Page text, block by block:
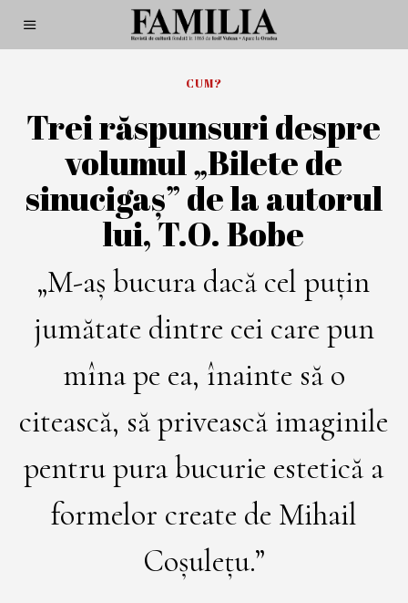
CUM?
Trei răspunsuri despre
volumul „Bilete de
sinucigaș” de la autorul
lui, T.O. Bobe
„M-aș bucura dacă cel puțin
jumătate dintre cei care pun
mîna pe ea, înainte să o
citească, să privească imaginile
pentru pura bucurie estetică a
formelor create de Mihail
Coșulețu.”